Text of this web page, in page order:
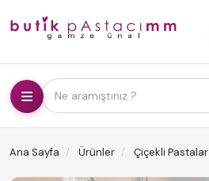
Ne aramıştınız ?
Ana Sayfa Ürünler Çiçekli Pastalar